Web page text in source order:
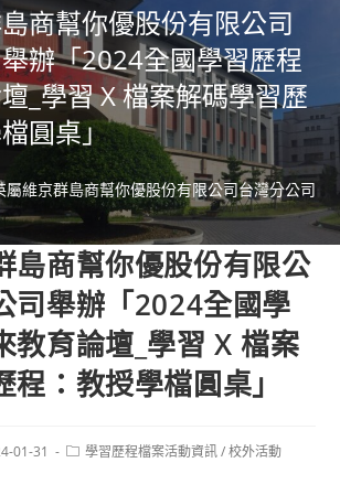
商幫你優股份有限公司
辦「2024全國學習歷程
_學習 X 檔案解碼學習歷
圓桌」
屬維京群島商幫你優股份有限公司台灣分公司
島商幫你優股份有限公
司舉辦「2024全國學
教育論壇_學習 X 檔案
程：教授學檔圓桌」
01-31
Post學習歷程檔案活動資訊 / 校外活動